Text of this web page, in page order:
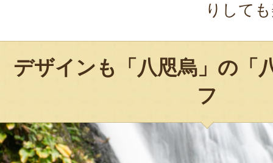
りして
デザインも「八咫烏」の「
フ